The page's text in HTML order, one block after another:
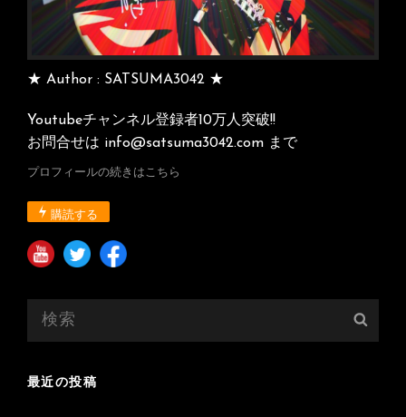
★ Author : SATSUMA3042 ★
Youtubeチャンネル登録者10万人突破!!
お問合せは info@satsuma3042.com まで
プロフィールの続きはこちら
購読する
最近の投稿